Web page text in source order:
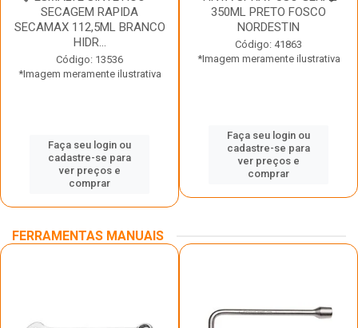
SECAGEM RAPIDA
SECAMAX 112,5ML BRANCO
HIDR...
Código: 13536
*Imagem meramente ilustrativa
Faça seu login ou
cadastre-se para
ver preços e
comprar
350ML PRETO FOSCO
NORDESTIN
Código: 41863
*Imagem meramente ilustrativa
Faça seu login ou
cadastre-se para
ver preços e
comprar
FERRAMENTAS MANUAIS